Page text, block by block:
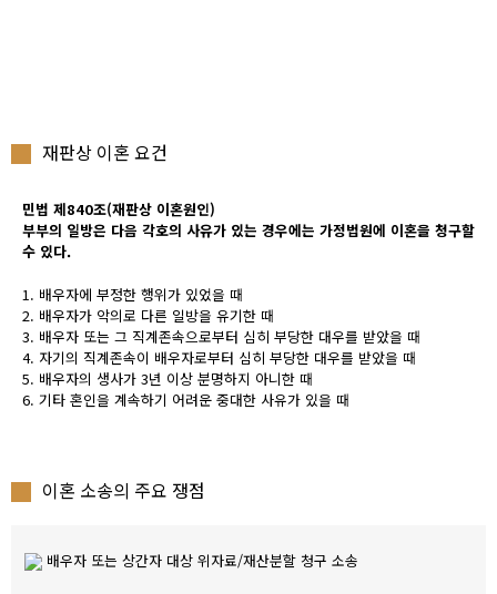
재판상 이혼 요건
민법 제840조(재판상 이혼원인)
부부의 일방은 다음 각호의 사유가 있는 경우에는 가정법원에 이혼을 청구할
수 있다.
1. 배우자에 부정한 행위가 있었을 때
2. 배우자가 악의로 다른 일방을 유기한 때
3. 배우자 또는 그 직계존속으로부터 심히 부당한 대우를 받았을 때
4. 자기의 직계존속이 배우자로부터 심히 부당한 대우를 받았을 때
5. 배우자의 생사가 3년 이상 분명하지 아니한 때
6. 기타 혼인을 계속하기 어려운 중대한 사유가 있을 때
이혼 소송의 주요 쟁점
배우자 또는 상간자 대상 위자료/재산분할 청구 소송